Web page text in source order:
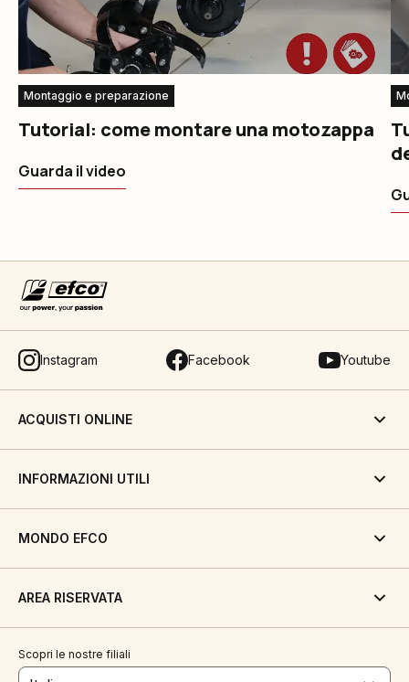
Montaggio e preparazione
Tutorial: come montare una motozappa
Guarda il video
Instagram Facebook Youtube
ACQUISTI ONLINE
INFORMAZIONI UTILI
MONDO EFCO
AREA RISERVATA
Scopri le nostre filiali